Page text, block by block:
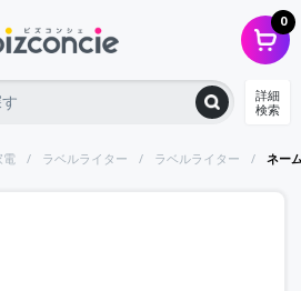
0
詳細
検索
電 ラベルライター ラベルライター ネー